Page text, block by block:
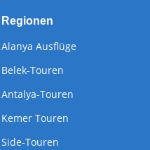
Regionen
Alanya Ausflüge
Belek-Touren
Antalya-Touren
Kemer Touren
Side-Touren